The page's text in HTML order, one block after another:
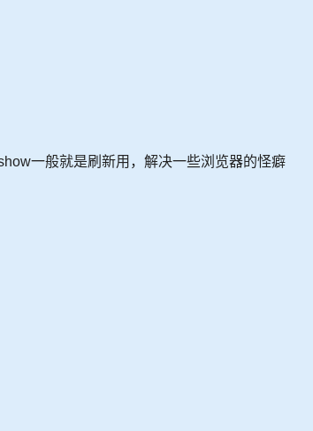
一般就是刷新用，解决一些浏览器的怪癖